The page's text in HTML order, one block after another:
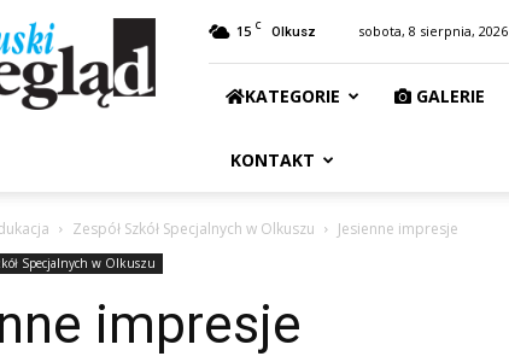
15 C Olkusz sobota, 8 sierpnia, 2026
KATEGORIE GALERIE
KONTAKT
Zespół Szkół Specjalnych w Olkuszu Jesienne impresje
Specjalnych w Olkuszu
impresje